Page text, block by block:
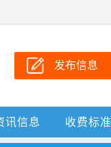
发布信息
讯信息 收费标准